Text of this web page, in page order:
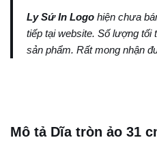
Ly Sứ In Logo hiện chưa
tiếp tại website. Số lượng tối
sản phẩm. Rất mong nhận
Mô tả Dĩa tròn ảo 31